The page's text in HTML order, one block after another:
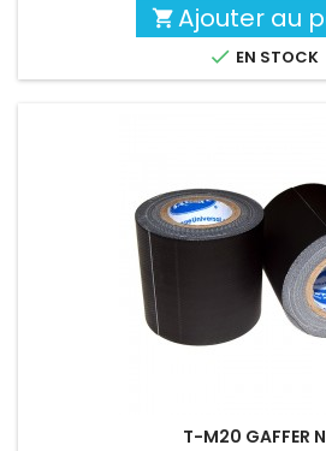
 Ajouter au
 EN STOCK
T-M20 GAFFER